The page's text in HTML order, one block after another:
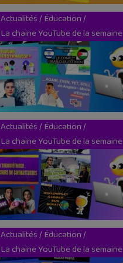
Actualités/ Éducation/
La chaine YouTube de la semaine
Actualités/ Éducation/
La chaine YouTube de la semaine
Actualités/ Éducation/
La chaine YouTube de la semaine